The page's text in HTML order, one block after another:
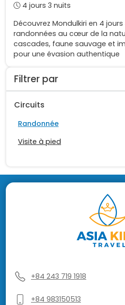
Filtrer par
Circuits
Randonnée
Visite à pied
4 jours 3 nuits
Découvrez Mondulkiri en 4
randonnées au cœur de la
cascades, faune sauvage et
pour une évasion authentique
+84 243 719 1918
+84 983150513